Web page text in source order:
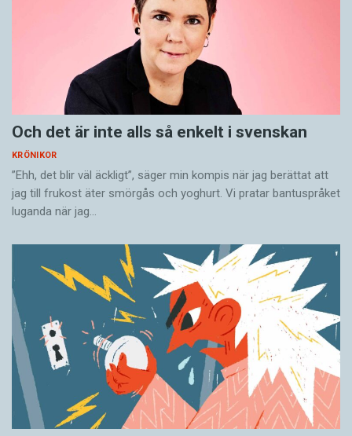
Och det är inte alls så enkelt i svenskan
KRÖNIKOR
”Ehh, det blir väl äckligt”, säger min kompis när jag berättat att
jag till frukost äter smörgås och yoghurt. Vi pratar bantuspråket
luganda när jag…